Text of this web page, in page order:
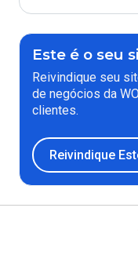
Este é o seu
Reivindique seu
de negócios da
clientes.
Reivindique